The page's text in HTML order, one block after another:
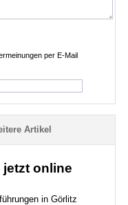
per E-Mail
Artikel
online
in Görlitz